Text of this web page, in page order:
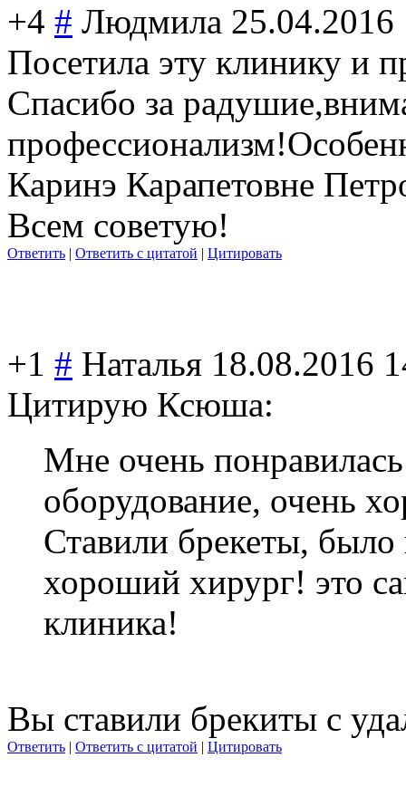
+4 # Людмила 25.04.2016
Посетила эту клинику и
Спасибо за
профессионализм
Каринэ Карапетовне
Всем советую!
Ответить | Ответить с цитатой | Цитировать
+1 # Наталья 18.08.2016
Цитирую Ксюша:
Мне очень
оборудование, очень
Ставили брекеты,
хороший хирург! это
клиника!
Вы ставили брекиты с
Ответить | Ответить с цитатой | Цитировать